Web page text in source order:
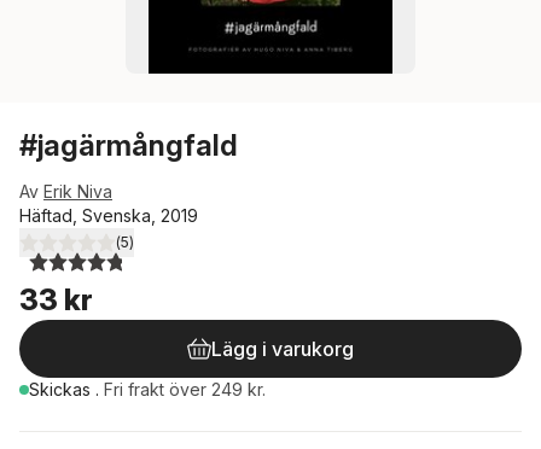
#jagärmångfald
Av Erik Niva
Häftad, Svenska, 2019
4,8utav 5 stjärnor. Totalt antal röster:
(5)
33 kr
Lägg i varukorg
Skickas . Fri frakt över 249 kr.